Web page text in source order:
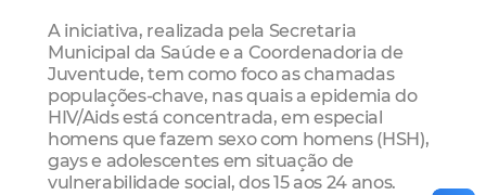
A iniciativa, realizada pela Secretaria
Municipal da Saúde e a Coordenadoria de
Juventude, tem como foco as chamadas
populações-chave, nas quais a epidemia do
HIV/Aids está concentrada, em especial
homens que fazem sexo com homens (HSH),
gays e adolescentes em situação de
vulnerabilidade social, dos 15 aos 24 anos.